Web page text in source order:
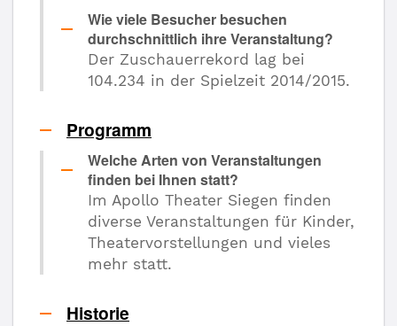
Wie viele Besucher besuchen
durchschnittlich ihre Veranstaltung?
Der Zuschauerrekord lag bei
104.234 in der Spielzeit 2014/2015.
Programm
Welche Arten von Veranstaltungen
finden bei Ihnen statt?
Im Apollo Theater Siegen finden
diverse Veranstaltungen für Kinder,
Theatervorstellungen und vieles
mehr statt.
Historie